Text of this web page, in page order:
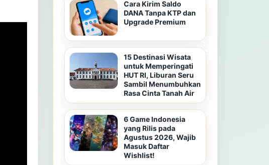
Cara Kirim Saldo
DANA Tanpa KTP dan
Upgrade Premium
15 Destinasi Wisata
untuk Memperingati
HUT RI, Liburan Seru
Sambil Menumbuhkan
Rasa Cinta Tanah Air
6 Game Indonesia
yang Rilis pada
Agustus 2026, Wajib
Masuk Daftar
Wishlist!